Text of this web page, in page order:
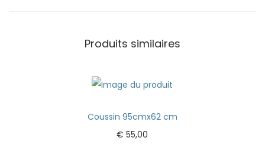
Produits similaires
Coussin 95cmx62 cm
€ 55,00